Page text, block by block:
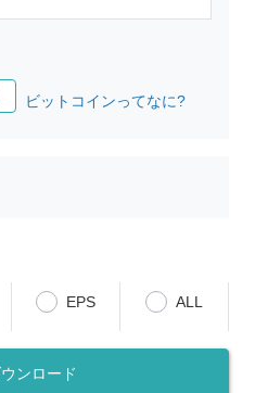
ビットコインってなに?
EPS ALL
ンロード